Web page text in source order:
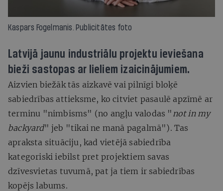
Kaspars Fogelmanis. Publicitātes foto
Latvijā jaunu industriālu projektu ieviešana
bieži sastopas ar lieliem izaicinājumiem.
Aizvien biežāk tās aizkavē vai pilnīgi bloķē
sabiedrības attieksme, ko citviet pasaulē apzīmē ar
terminu "nimbisms" (no angļu valodas " not in my
backyard" jeb "tikai ne manā pagalmā"). Tas
apraksta situāciju, kad vietējā sabiedrība
kategoriski iebilst pret projektiem savas
dzīvesvietas tuvumā, pat ja tiem ir sabiedrības
kopējs labums.